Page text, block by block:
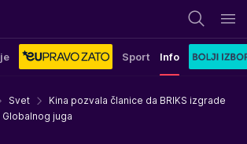
Sport Info
Svet
Kina pozvala članice da BRIKS izgrade
juga